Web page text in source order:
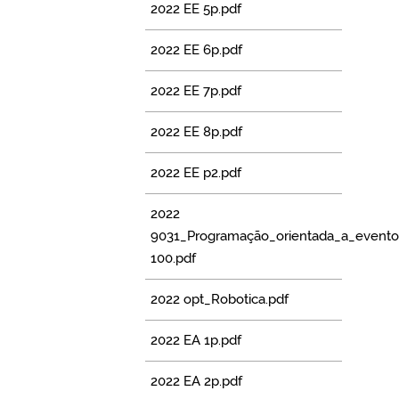
2022 EE 5p.pdf
2022 EE 6p.pdf
2022 EE 7p.pdf
2022 EE 8p.pdf
2022 EE p2.pdf
2022
100.pdf
2022 opt_Robotica.pdf
2022 EA 1p.pdf
2022 EA 2p.pdf